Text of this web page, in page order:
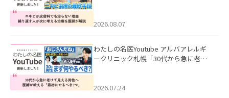
ました。
2026.08.07
わたしの名医Youtube アルバアレルギ
ークリニック札幌「30代から急に老け
た。
2026.07.24